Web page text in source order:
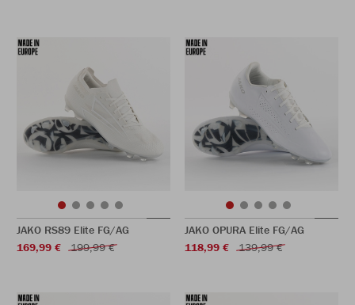
JAKO RS89 Elite FG/AG
169,99 €
199,99 €
JAKO OPURA Elite FG/AG
118,99 €
139,99 €